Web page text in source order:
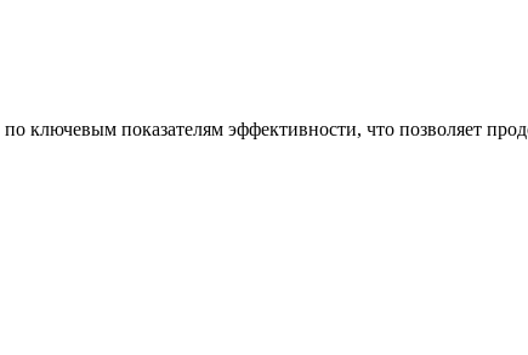
показателям эффективности, что позволяет